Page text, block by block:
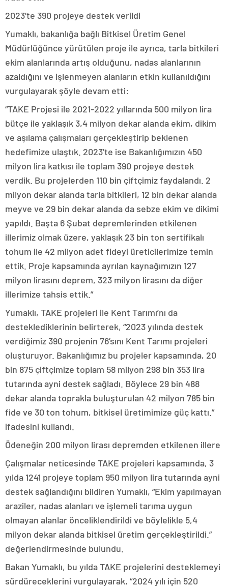
2023’te 390 projeye destek verildi
Yumaklı, bakanlığa bağlı Bitkisel Üretim Genel
Müdürlüğünce yürütülen proje ile ayrıca, tarla bitkileri
ekim alanlarında artış olduğunu, nadas alanlarının
azaldığını ve işlenmeyen alanların etkin kullanıldığını
vurgulayarak şöyle devam etti:
“TAKE Projesi ile 2021-2022 yıllarında 500 milyon lira
bütçe ile yaklaşık 3,4 milyon dekar alanda ekim, dikim
ve aşılama çalışmaları gerçekleştirip beklenen
hedefimize ulaştık. 2023’te ise Bakanlığımızın 450
milyon lira katkısı ile toplam 390 projeye destek
verdik. Bu projelerden 110 bin çiftçimiz faydalandı. 2
milyon dekar alanda tarla bitkileri, 12 bin dekar alanda
meyve ve 29 bin dekar alanda da sebze ekim ve dikimi
yapıldı. Başta 6 Şubat depremlerinden etkilenen
illerimiz olmak üzere, yaklaşık 23 bin ton sertifikalı
tohum ile 42 milyon adet fideyi üreticilerimize temin
ettik. Proje kapsamında ayrılan kaynağımızın 127
milyon lirasını deprem, 323 milyon lirasını da diğer
illerimize tahsis ettik.”
Yumaklı, TAKE projeleri ile Kent Tarımı’nı da
desteklediklerinin belirterek, “2023 yılında destek
verdiğimiz 390 projenin 76’sını Kent Tarımı projeleri
oluşturuyor. Bakanlığımız bu projeler kapsamında, 20
bin 875 çiftçimize toplam 58 milyon 298 bin 353 lira
tutarında ayni destek sağladı. Böylece 29 bin 488
dekar alanda toprakla buluşturulan 42 milyon 785 bin
fide ve 30 ton tohum, bitkisel üretimimize güç kattı.”
ifadesini kullandı.
Ödeneğin 200 milyon lirası depremden etkilenen illere
Çalışmalar neticesinde TAKE projeleri kapsamında, 3
yılda 1241 projeye toplam 950 milyon lira tutarında ayni
destek sağlandığını bildiren Yumaklı, “Ekim yapılmayan
araziler, nadas alanları ve işlemeli tarıma uygun
olmayan alanlar önceliklendirildi ve böylelikle 5,4
milyon dekar alanda bitkisel üretim gerçekleştirildi.”
değerlendirmesinde bulundu.
Bakan Yumaklı, bu yılda TAKE projelerini desteklemeyi
sürdüreceklerini vurgulayarak, “2024 yılı için 520